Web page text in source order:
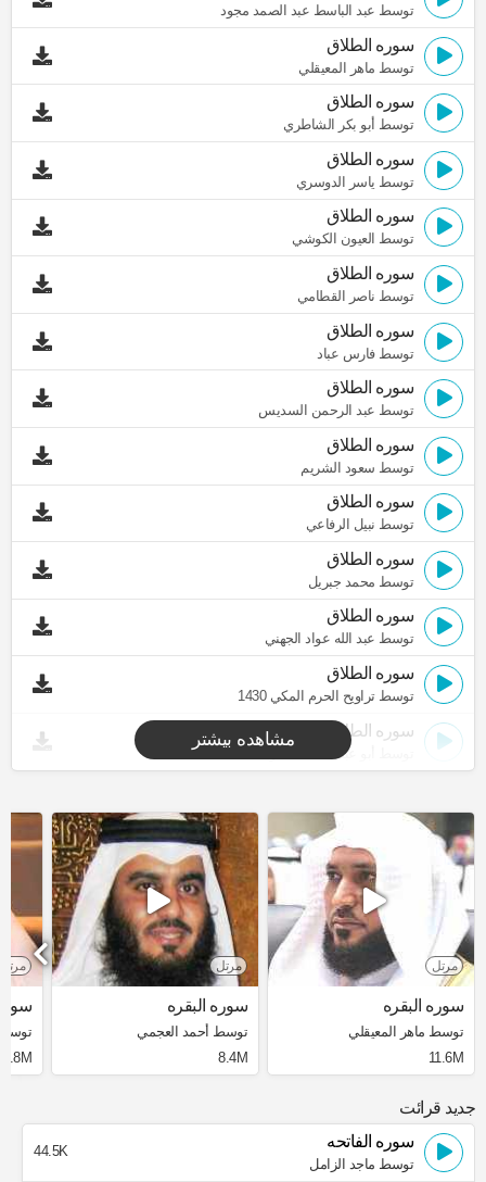
توسط عبد الباسط عبد الصمد مجود
سوره الطلاق
توسط ماهر المعيقلي
سوره الطلاق
توسط أبو بكر الشاطري
سوره الطلاق
توسط ياسر الدوسري
سوره الطلاق
توسط العيون الكوشي
سوره الطلاق
توسط ناصر القطامي
سوره الطلاق
توسط فارس عباد
سوره الطلاق
توسط عبد الرحمن السديس
سوره الطلاق
توسط سعود الشريم
سوره الطلاق
توسط نبيل الرفاعي
سوره الطلاق
توسط محمد جبريل
سوره الطلاق
توسط عبد الله عواد الجهني
سوره الطلاق
توسط تراويح الحرم المكي 1430
سوره الطلاق
توسط أبو عبد الله المظفر
مشاهده بیشتر
مرتل
سوره البقره
توسط ماهر المعيقلي
11.6M
مرتل
سوره البقره
توسط أحمد العجمي
8.4M
مرتل
3.8M
جدید قرائت
سوره الفاتحه
توسط ماجد الزامل
44.5K